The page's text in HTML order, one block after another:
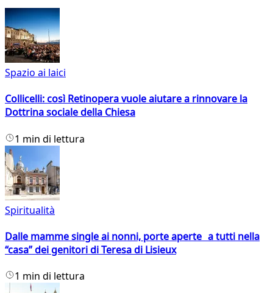
Spazio ai laici
Collicelli: così Retinopera vuole aiutare a rinnovare la
Dottrina sociale della Chiesa
1 min di lettura
Spiritualità
Dalle mamme single ai nonni, porte aperte a tutti nella
“casa” dei genitori di Teresa di Lisieux
1 min di lettura